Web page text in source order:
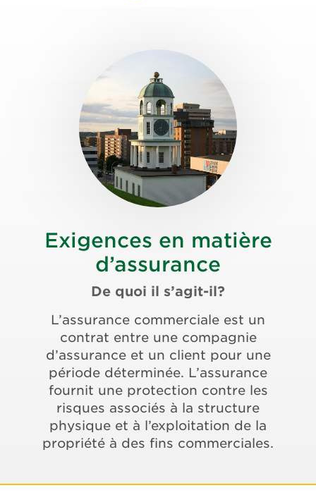
Exigences en matière
d’assurance
De quoi il s’agit-il?
L’assurance commerciale est un
contrat entre une compagnie
d’assurance et un client pour une
période déterminée. L’assurance
fournit une protection contre les
risques associés à la structure
physique et à l’exploitation de la
propriété à des fins commerciales.